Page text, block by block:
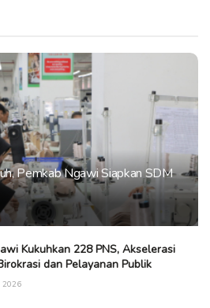
Pemkab Ngawi Siapkan SDM
Kukuhkan 228 PNS, Akselerasi
dan Pelayanan Publik
2026